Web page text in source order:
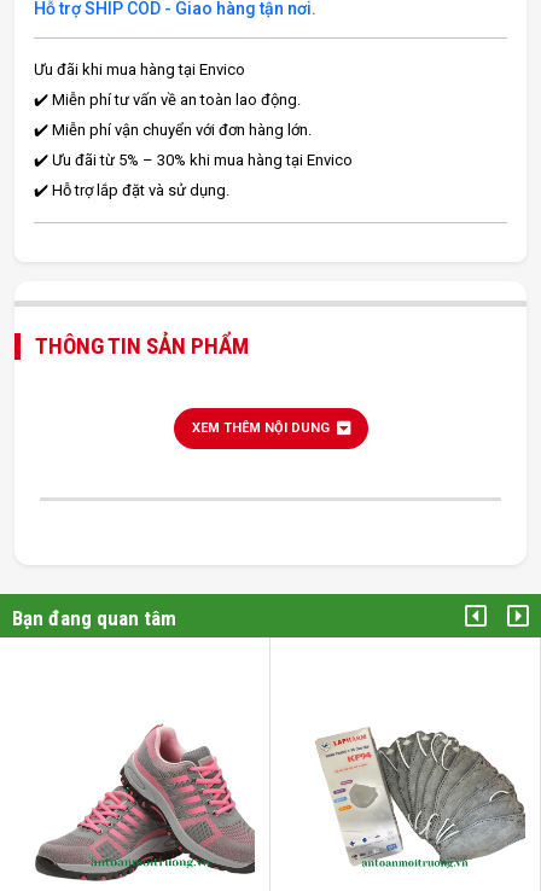
Hỗ trợ SHIP COD - Giao hàng tận nơi.
Ưu đãi khi mua hàng tại Envico
✔️ Miễn phí tư vấn về an toàn lao động.
✔️ Miễn phí vận chuyển với đơn hàng lớn.
✔️ Ưu đãi từ 5% – 30% khi mua hàng tại Envico
✔️ Hỗ trợ lắp đặt và sử dụng.
THÔNG TIN SẢN PHẨM
XEM THÊM NỘI DUNG
Bạn đang quan tâm